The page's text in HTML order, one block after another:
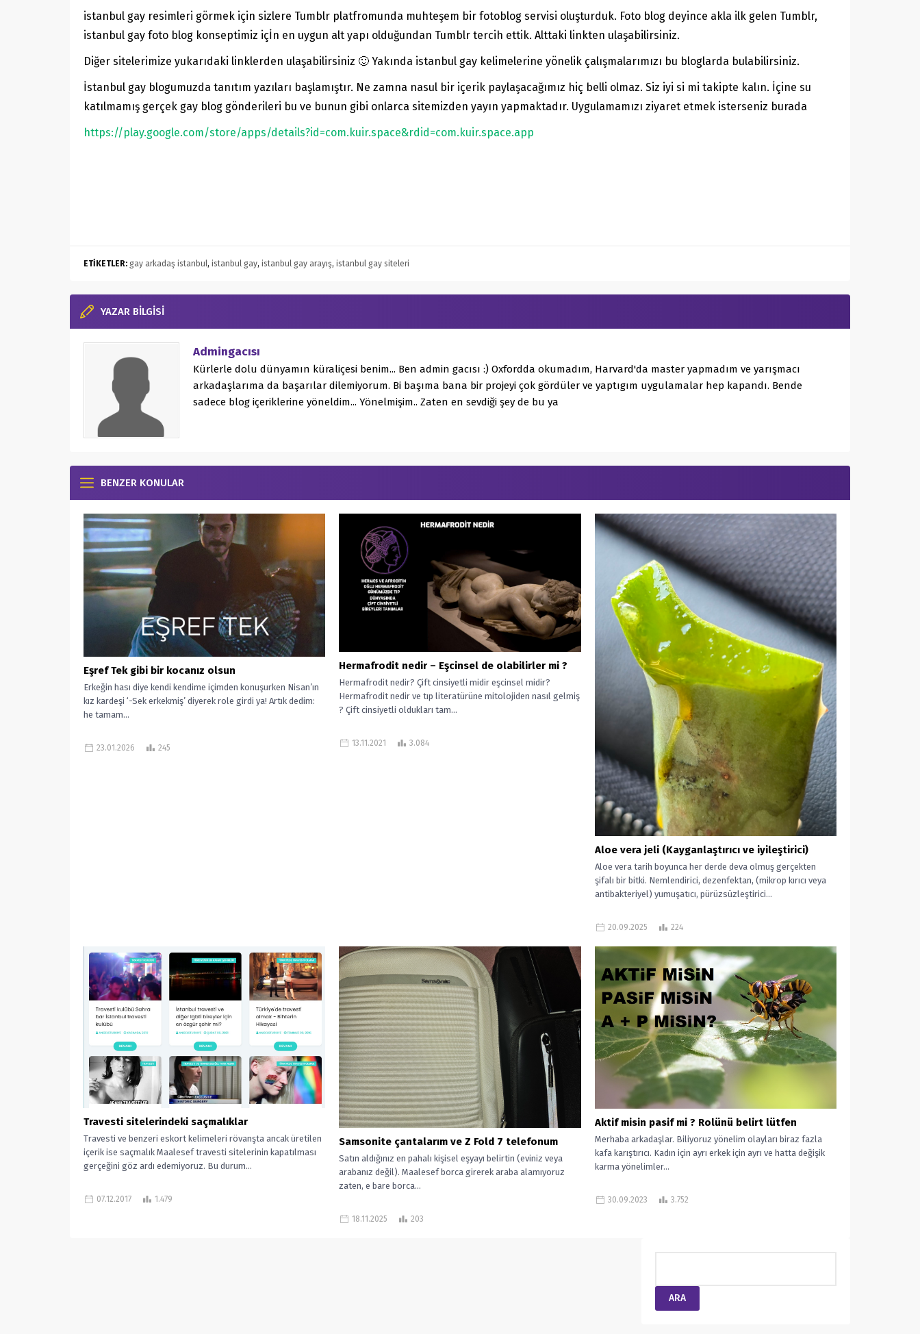
istanbul gay resimleri görmek için sizlere Tumblr platfromunda muhteşem bir fotoblog servisi oluşturduk. Foto blog deyince akla ilk gelen Tumblr,
istanbul gay foto blog konseptimiz içİn en uygun alt yapı olduğundan Tumblr tercih ettik. Alttaki linkten ulaşabilirsiniz.
Diğer sitelerimize yukarıdaki linklerden ulaşabilirsiniz 🙂 Yakında istanbul gay kelimelerine yönelik çalışmalarımızı bu bloglarda bulabilirsiniz.
İstanbul gay blogumuzda tanıtım yazıları başlamıştır. Ne zamna nasul bir içerik paylaşacağımız hiç belli olmaz. Siz iyi si mi takipte kalın. İçine su
katılmamış gerçek gay blog gönderileri bu ve bunun gibi onlarca sitemizden yayın yapmaktadır. Uygulamamızı ziyaret etmek isterseniz burada
https://play.google.com/store/apps/details?id=com.kuir.space&rdid=com.kuir.space.app
ETİKETLER: gay arkadaş istanbul, istanbul gay, istanbul gay arayış, istanbul gay siteleri
YAZAR BİLGİSİ
Admingacısı
Kürlerle dolu dünyamın küraliçesi benim... Ben admin gacısı :) Oxfordda okumadım, Harvard'da master yapmadım ve yarışmacı
arkadaşlarıma da başarılar dilemiyorum. Bi başıma bana bir projeyi çok gördüler ve yaptıgım uygulamalar hep kapandı. Bende
sadece blog içeriklerine yöneldim... Yönelmişim.. Zaten en sevdiği şey de bu ya
BENZER KONULAR
Eşref Tek gibi bir kocanız olsun
Erkeğin hası diye kendi kendime içimden konuşurken Nisan’ın
kız kardeşi ‘-Sek erkekmiş’ diyerek role girdi ya! Artık dedim:
he tamam...
23.01.2026 245
Hermafrodit nedir – Eşcinsel de olabilirler mi ?
Hermafrodit nedir? Çift cinsiyetli midir eşcinsel midir?
Hermafrodit nedir ve tıp literatürüne mitolojiden nasıl gelmiş
? Çift cinsiyetli oldukları tam...
13.11.2021 3.084
Aloe vera jeli (Kayganlaştırıcı ve iyileştirici)
Aloe vera tarih boyunca her derde deva olmuş gerçekten
şifalı bir bitki. Nemlendirici, dezenfektan, (mikrop kırıcı veya
antibakteriyel) yumuşatıcı, pürüzsüzleştirici...
20.09.2025 224
Travesti sitelerindeki saçmalıklar
Travesti ve benzeri eskort kelimeleri rövanşta ancak üretilen
içerik ise saçmalık Maalesef travesti sitelerinin kapatılması
gerçeğini göz ardı edemiyoruz. Bu durum...
07.12.2017 1.479
Samsonite çantalarım ve Z Fold 7 telefonum
Satın aldığınız en pahalı kişisel eşyayı belirtin (eviniz veya
arabanız değil). Maalesef borca girerek araba alamıyoruz
zaten, e bare borca...
18.11.2025 203
Aktif misin pasif mi ? Rolünü belirt lütfen
Merhaba arkadaşlar. Biliyoruz yönelim olayları biraz fazla
kafa karıştırıcı. Kadın için ayrı erkek için ayrı ve hatta değişik
karma yönelimler...
30.09.2023 3.752